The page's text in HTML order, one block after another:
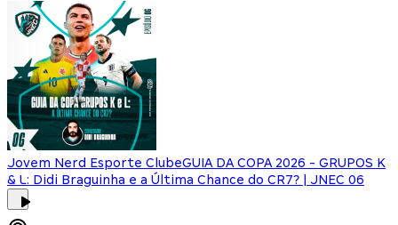
Jovem Nerd Esporte ClubeGUIA DA COPA 2026 - GRUPOS K
& L: Didi Braguinha e a Última Chance do CR7? | JNEC 06